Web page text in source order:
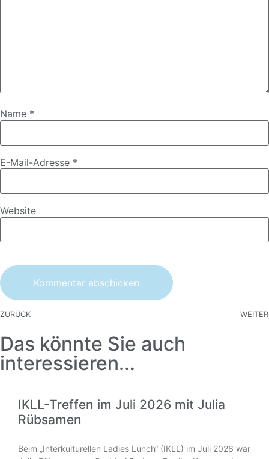
Name *
E-Mail-Adresse *
Website
ZURÜCK WEITER
Das könnte Sie auch
interessieren...
IKLL-Treffen im Juli 2026 mit Julia
Rübsamen
Beim „Interkulturellen Ladies Lunch“ (IKLL) im Juli 2026 war